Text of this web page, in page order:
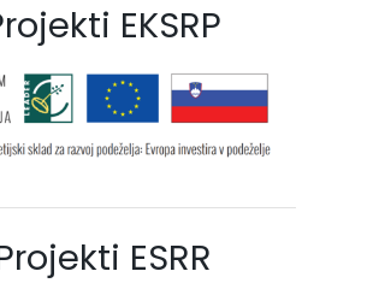
EKSRP
ESRR